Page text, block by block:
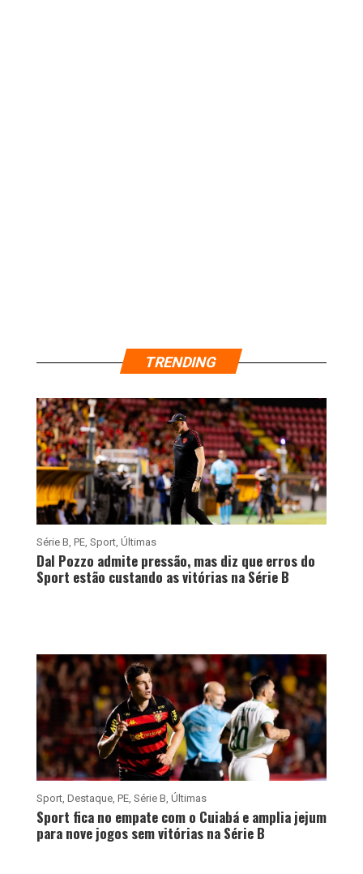
TRENDING
Série B PE, Sport, Últimas
Dal Pozzo admite pressão, mas diz que erros do
Sport estão custando as vitórias na Série B
Sport, Destaque, PE, Série B Últimas
Sport fica no empate com o Cuiabá e amplia jejum
para nove jogos sem vitórias na Série B